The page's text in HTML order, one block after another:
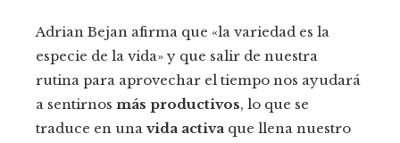
Adrian Bejan afirma que «la variedad es la
especie de la vida» y que salir de nuestra
rutina para aprovechar el tiempo nos ayudará
a sentirnos más productivos, lo que se
traduce en una vida activa que llena nuestro